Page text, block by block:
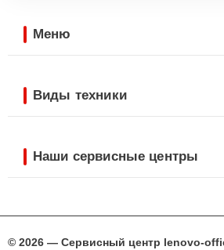
Меню
Виды техники
Наши сервисные центры
© 2026 — Сервисный центр lenovo-